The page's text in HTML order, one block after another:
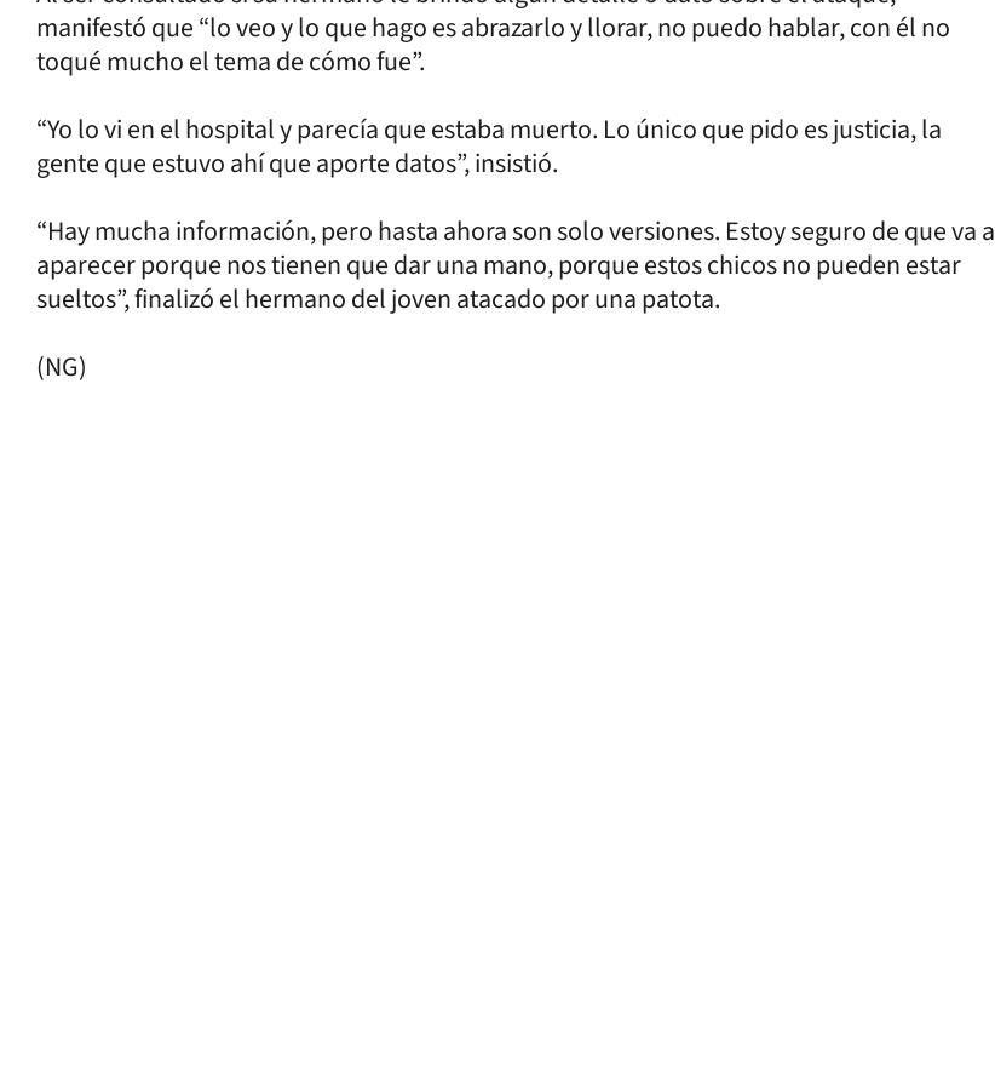
manifestó que “lo veo y lo que hago es abrazarlo y llorar, no puedo hablar, con él no
toqué mucho el tema de cómo fue”.
“Yo lo vi en el hospital y parecía que estaba muerto. Lo único que pido es justicia, la
gente que estuvo ahí que aporte datos”, insistió.
“Hay mucha información, pero hasta ahora son solo versiones. Estoy seguro de que va a
aparecer porque nos tienen que dar una mano, porque estos chicos no pueden estar
sueltos”, finalizó el hermano del joven atacado por una patota.
(NG)